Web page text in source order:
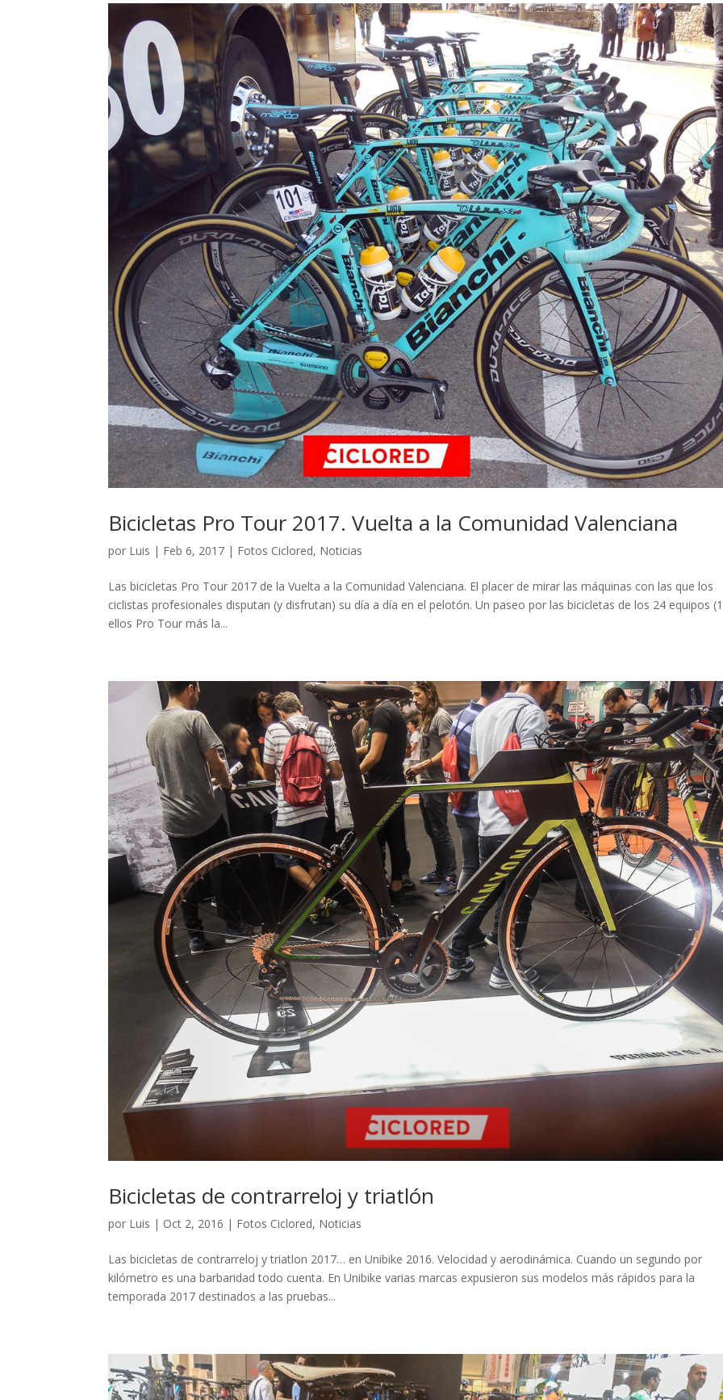
Bicicletas Pro Tour 2017. Vuelta a la Comunidad Valenciana
por Luis | Feb 6, 2017 | Fotos Ciclored, Noticias
Las bicicletas Pro Tour 2017 de la Vuelta a la Comunidad Valenciana. El placer de mirar las máquinas con las que los
ciclistas profesionales disputan (y disfrutan) su día a día en el pelotón. Un paseo por las bicicletas de los 24 equipos
ellos Pro Tour más la...
Bicicletas de contrarreloj y triatlón
por Luis | Oct 2, 2016 | Fotos Ciclored, Noticias
Las bicicletas de contrarreloj y triatlon 2017… en Unibike 2016. Velocidad y aerodinámica. Cuando un segundo por
kilómetro es una barbaridad todo cuenta. En Unibike varias marcas expusieron sus modelos más rápidos para la
temporada 2017 destinados a las pruebas...